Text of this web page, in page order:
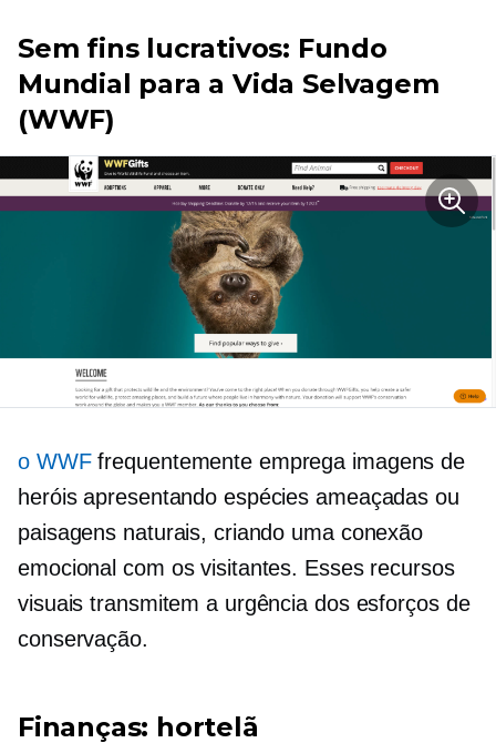
Sem fins lucrativos: Fundo
Mundial para a Vida Selvagem
(WWF)
o WWFfrequentemente emprega imagens de
heróis apresentando espécies ameaçadas ou
paisagens naturais, criando uma conexão
emocional com os visitantes. Esses recursos
visuais transmitem a urgência dos esforços de
conservação.
Finanças: hortelã